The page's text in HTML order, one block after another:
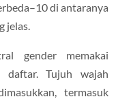
di antaranya
jelas.
gender memakai
Tujuh wajah
termasuk